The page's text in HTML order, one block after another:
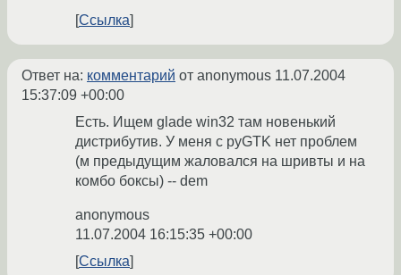
Ссылка
Ответ на: комментарий от anonymous 11.07.2004
15:37:09 +00:00
Есть. Ищем glade win32 там новенький
дистрибутив. У меня с pyGTK нет проблем
(м предыдущим жаловался на шривты и на
комбо боксы) -- dem
anonymous
11.07.2004 16:15:35 +00:00
Ссылка